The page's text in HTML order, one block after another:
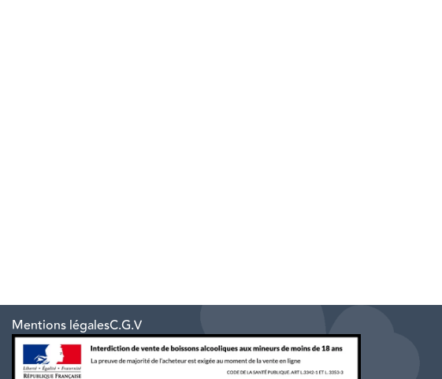
Mentions légalesC.G.V